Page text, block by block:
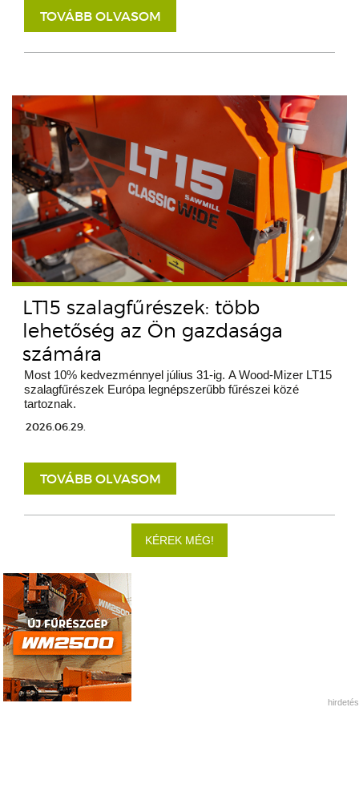
TOVÁBB OLVASOM
LT15 szalagfűrészek: több
lehetőség az Ön gazdasága
számára
Most 10% kedvezménnyel július 31-ig. A Wood-Mizer LT15
szalagfűrészek Európa legnépszerűbb fűrészei közé
tartoznak.
2026.06.29.
TOVÁBB OLVASOM
KÉREK MÉG!
hirdetés